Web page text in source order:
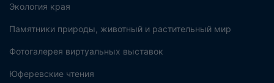
Экология края
Памятники природы, животный и растительный мир
Фотогалерея виртуальных выставок
Юферевские чтения